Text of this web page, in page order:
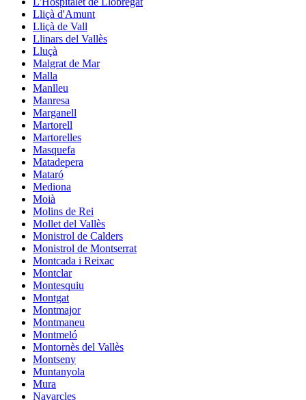
Lliçà d'Amunt
Lliçà de Vall
Llinars del Vallès
Lluçà
Malgrat de Mar
Malla
Manlleu
Manresa
Marganell
Martorell
Martorelles
Masquefa
Matadepera
Mataró
Mediona
Moià
Molins de Rei
Mollet del Vallès
Monistrol de Calders
Monistrol de Montserrat
Montcada i Reixac
Montclar
Montesquiu
Montgat
Montmajor
Montmaneu
Montmeló
Montornès del Vallès
Montseny
Muntanyola
Mura
Navarcles